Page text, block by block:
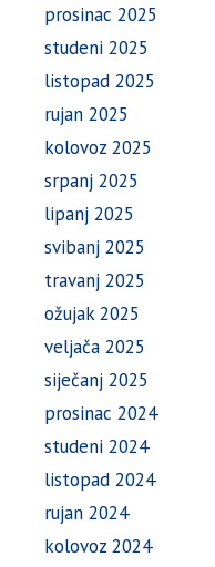
prosinac 2025
studeni 2025
listopad 2025
rujan 2025
kolovoz 2025
srpanj 2025
lipanj 2025
svibanj 2025
travanj 2025
ožujak 2025
veljača 2025
siječanj 2025
prosinac 2024
studeni 2024
listopad 2024
rujan 2024
kolovoz 2024